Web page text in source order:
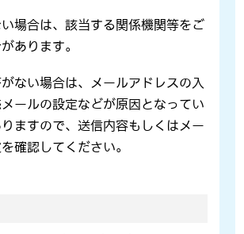
場合は、該当する関係機関等をご
あります。
ない場合は、メールアドレスの入
ールの設定などが原因となってい
ますので、送信内容もしくはメー
確認してください。